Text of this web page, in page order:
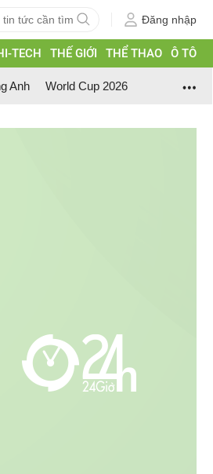
Đăng nhập
TECH THẾ GIỚI THỂ THAO Ô TÔ
Anh World Cup 2026